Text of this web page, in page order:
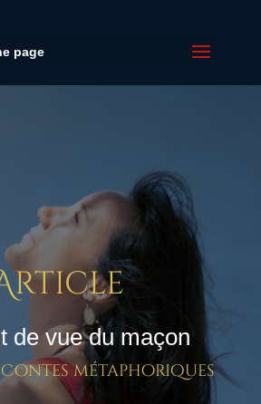
page
de vue du maçon
Contes métaphoriques